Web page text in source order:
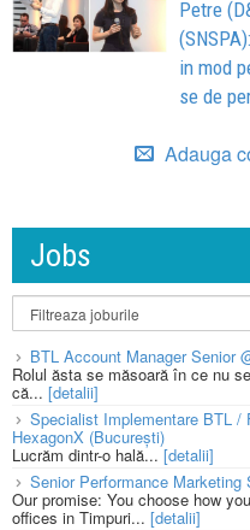
Petre
in mod
se de
Adauga
Jobs
BTL Account Manager Senior
Rolul ăsta se măsoară în ce nu
că... [detalii]
Specialist Implementare BTL
HexagonX (București)
Lucrăm dintr-o hală...[detalii]
Senior Performance Marketing
Our promise: You choose how
offices in Timpuri... [detalii]